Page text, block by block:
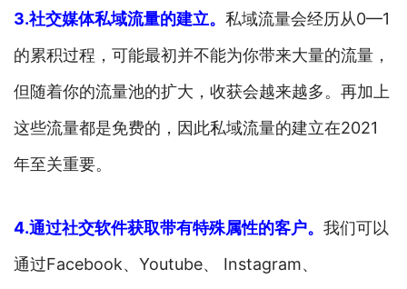
3.社交媒体私域流量的建立。 私域流量会经历从0—1
的累积过程，可能最初并不能为你带来大量的流量，
但随着你的流量池的扩大，收获会越来越多。再加上
这些流量都是免费的，因此私域流量的建立在2021
年至关重要。
4.通过社交软件获取带有特殊属性的客户。 我们可以
通过Facebook、Youtube、 Instagram、